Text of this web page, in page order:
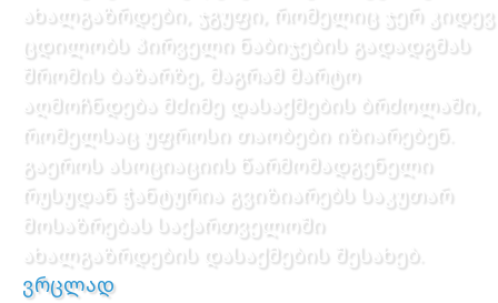
ახალგაზრდები, ჯგუფი, რომელიც ჯერ კიდევ
ცდილობს პირველი ნაბიჯების გადადგმას
შრომის ბაზარზე, მაგრამ მარტო
აღმოჩნდება მძიმე დასაქმების ბრძოლაში,
რომელსაც უფროსი თაობები იზიარებენ.
გაეროს ასოციაციის წარმომადგენელი
რუსუდან ჭანტურია გვიზიარებს საკუთარ
მოსაზრებას საქართველოში
ახალგაზრდების დასაქმების შესახებ.
ვრცლად